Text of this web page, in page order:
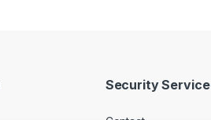
Security Service